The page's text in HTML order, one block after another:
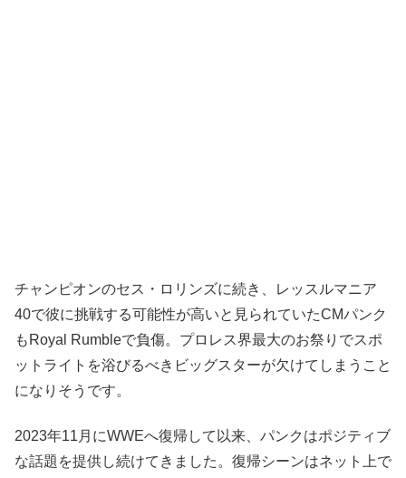
チャンピオンのセス・ロリンズに続き、レッスルマニア
40で彼に挑戦する可能性が高いと見られていたCMパンク
もRoyal Rumbleで負傷。プロレス界最大のお祭りでスポ
ットライトを浴びるべきビッグスターが欠けてしまうこと
になりそうです。
2023年11月にWWEへ復帰して以来、パンクはポジティブ
な話題を提供し続けてきました。復帰シーンはネット上で